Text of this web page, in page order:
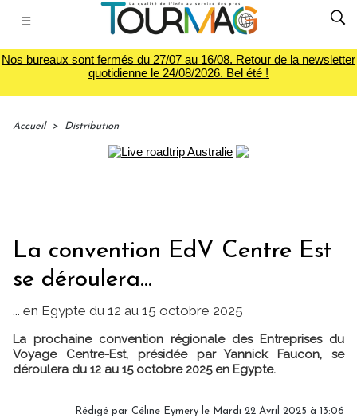
☰
Nos bureaux sont fermés du 27/07 au 16/08. Retour de la newsletter
quotidienne le 24/08/2026. Bel été !
Accueil > Distribution
La convention EdV Centre Est
se déroulera...
... en Egypte du 12 au 15 octobre 2025
La prochaine convention régionale des Entreprises du
Voyage Centre-Est, présidée par Yannick Faucon, se
déroulera du 12 au 15 octobre 2025 en Egypte.
Rédigé par Céline Eymery le Mardi 22 Avril 2025 à 13:06